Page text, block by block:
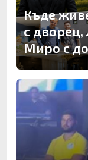
Къде
с дворец,
Миро с